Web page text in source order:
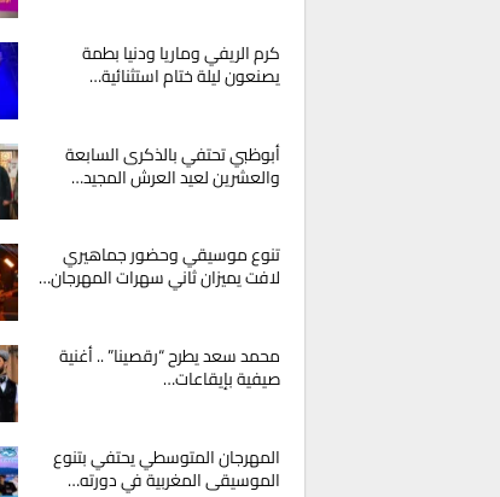
كرم الريفي وماريا ودنيا بطمة
يصنعون ليلة ختام استثنائية…
أبوظبي تحتفي بالذكرى السابعة
والعشرين لعيد العرش المجيد…
تنوع موسيقي وحضور جماهيري
لافت يميزان ثاني سهرات المهرجان…
محمد سعد يطرح “رقصينا” .. أغنية
صيفية بإيقاعات…
المهرجان المتوسطي يحتفي بتنوع
الموسيقى المغربية في دورته…